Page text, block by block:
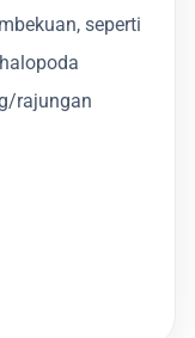
seperti
rajungan